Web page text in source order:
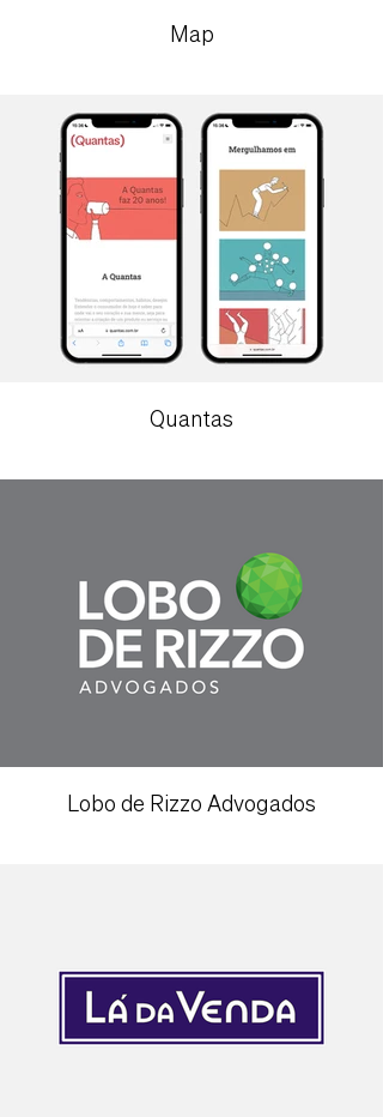
Map
Quantas
Lobo de Rizzo Advogados